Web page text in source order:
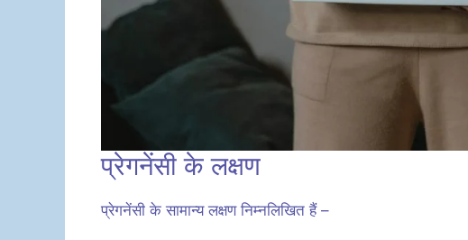
प्रेगनेंसी के लक्षण
प्रेगनेंसी के सामान्य लक्षण निम्नलिखित हैं –